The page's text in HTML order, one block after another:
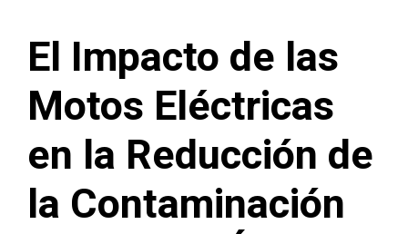
El Impacto de las
Motos Eléctricas
en la Reducción de
la Contaminación